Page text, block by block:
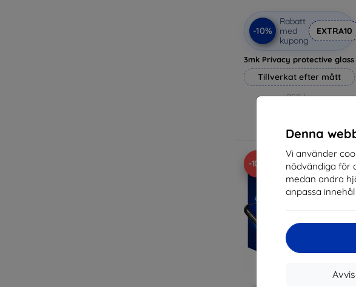
Denna
Vi använder
nödvändiga för
medan andra
anpassa
-10%
Rabatt
med
kupong
EXTRA10
3mk Privacy protective glass
Tillverkat efter mått
258 kr
I lager 3 st
-10%